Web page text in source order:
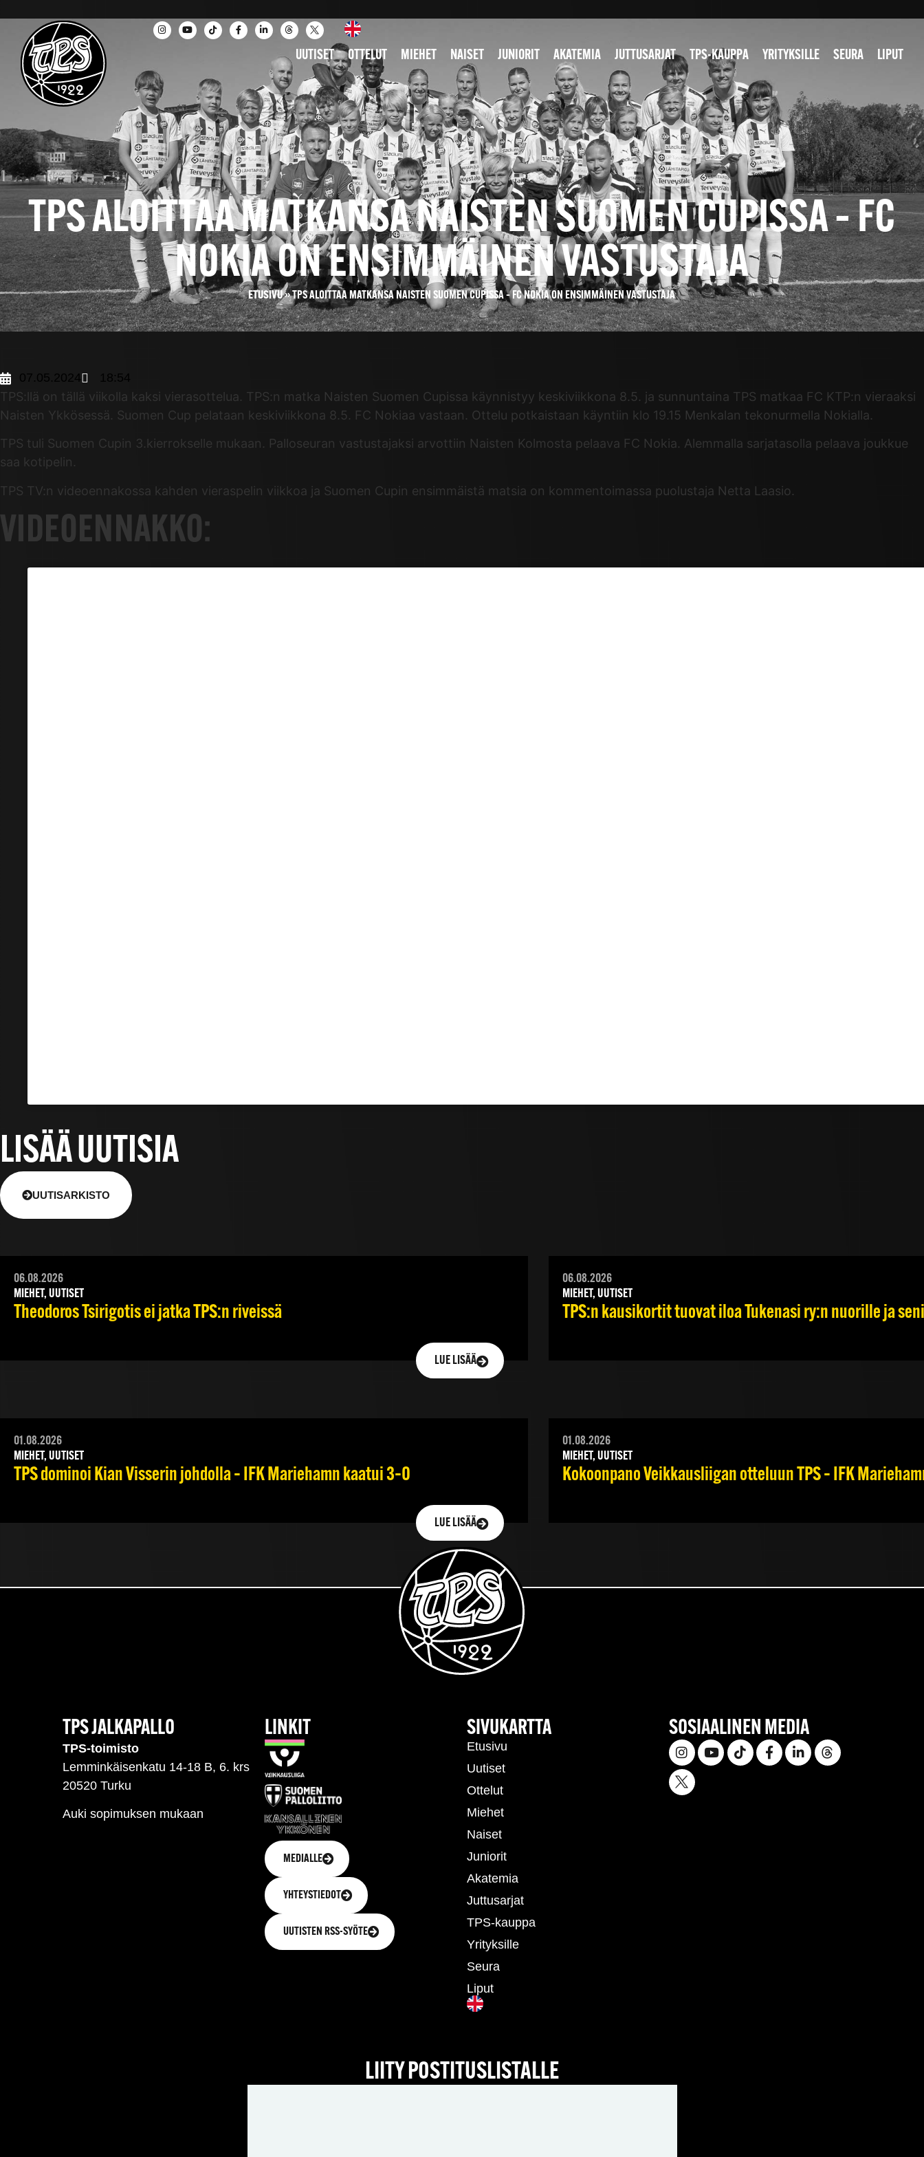
UUTISET OTTELUT MIEHET NAISET JUNIORIT AKATEMIA JUTTUSARJAT TPS-KAUPPA YRITYKSILLE SEURA LIPUT
TPS ALOITTAA MATKANSA NAISTEN SUOMEN CUPISSA – FC
NOKIA ON ENSIMMÄINEN VASTUSTAJA
ETUSIVU»TPS ALOITTAA MATKANSA NAISTEN SUOMEN CUPISSA – FC NOKIA ON ENSIMMÄINEN VASTUSTAJA
07.05.2024
TPS:llä on tällä viikolla kaksi vierasottelua. TPS:n matka Naisten Suomen Cupissa käynnistyy keskiviikkona 8.5. ja sunnuntaina TPS matkaa FC KTP:n vieraaksi
Naisten Ykkösessä. Suomen Cup pelataan keskiviikkona 8.5. FC Nokiaa vastaan. Ottelu potkaistaan käyntiin klo 19.15 Menkalan tekonurmella Nokialla.
TPS tuli Suomen Cupin 3.kierrokselle mukaan. Palloseuran vastustajaksi arvottiin Naisten Kolmosta pelaava FC Nokia. Alemmalla sarjatasolla pelaava joukkue
saa kotipelin.
TPS TV:n videoennakossa kahden vieraspelin viikkoa ja Suomen Cupin ensimmäistä matsia on kommentoimassa puolustaja Netta Laasio.
VIDEOENNAKKO:
LISÄÄ UUTISIA
UUTISARKISTO
06.08.2026
MIEHET, UUTISET
Theodoros Tsirigotis ei jatka TPS:n riveissä
LUE LISÄÄ
06.08.2026
MIEHET, UUTISET
TPS:n kausikortit tuovat iloa Tukenasi ry:n nuorille ja
01.08.2026
MIEHET, UUTISET
TPS dominoi Kian Visserin johdolla – IFK Mariehamn kaatui 3–0
LUE LISÄÄ
01.08.2026
MIEHET, UUTISET
Kokoonpano Veikkausliigan otteluun TPS – IFK
TPS JALKAPALLO
TPS-toimisto
Lemminkäisenkatu 14-18 B, 6. krs
20520 Turku
Auki sopimuksen mukaan
LINKIT
MEDIALLE
YHTEYSTIEDOT
UUTISTEN RSS-SYÖTE
SIVUKARTTA
Etusivu
Uutiset
Ottelut
Miehet
Naiset
Juniorit
Akatemia
Juttusarjat
TPS-kauppa
Yrityksille
Seura
Liput
SOSIAALINEN MEDIA
LIITY POSTITUSLISTALLE